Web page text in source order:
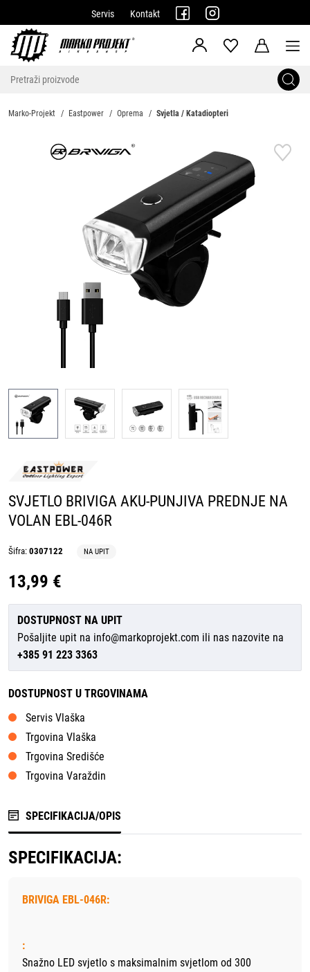
Servis Kontakt
Marko-Projekt Eastpower Oprema Svjetla / Katadiopteri
SVJETLO BRIVIGA AKU-PUNJIVA PREDNJE NA
VOLAN EBL-046R
Šifra: 0307122 NA UPIT
13,99 €
DOSTUPNOST NA UPIT
Pošaljite upit na info@markoprojekt.com ili nas nazovite na
+385 91 223 3363
DOSTUPNOST U TRGOVINAMA
Servis Vlaška
Trgovina Vlaška
Trgovina Središće
Trgovina Varaždin
SPECIFIKACIJA/OPIS
SPECIFIKACIJA:
BRIVIGA EBL-046R:
:
Snažno LED svjetlo s maksimalnim svjetlom od 300